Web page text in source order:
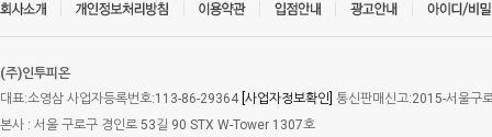
(주)인투피온
대표:소영삼 사업자등록번호:113-86-29364 [사업자정보확인] 통신판매신고:2015-서울구
본사 : 서울 구로구 경인로 53길 90 STX W-Tower 1307호